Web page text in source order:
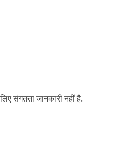
संगतता जानकारी नहीं है.